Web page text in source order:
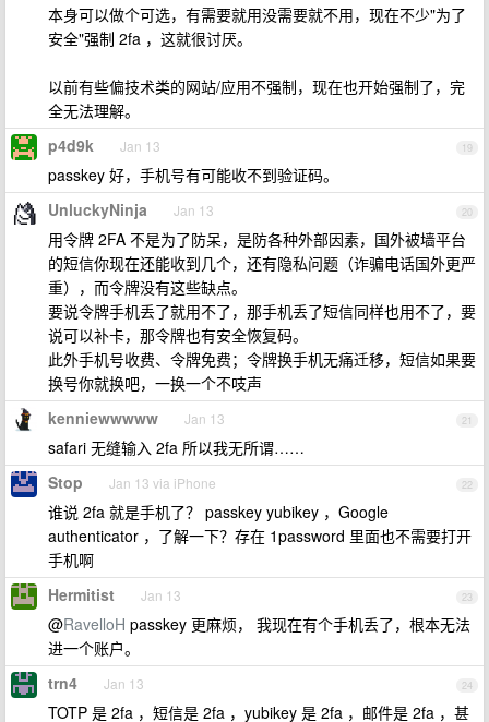
本身可以做个可选，有需要就用没需要就不用，现在不少"为了
安全"强制 2fa ，这就很讨厌。
以前有些偏技术类的网站/应用不强制，现在也开始强制了，完
全无法理解。
19
p4d9k Jan 13
passkey 好，手机号有可能收不到验证码。
20
UnluckyNinja Jan 13
用令牌 2FA 不是为了防呆，是防各种外部因素，国外被墙平台
的短信你现在还能收到几个，还有隐私问题（诈骗电话国外更严
重），而令牌没有这些缺点。
要说令牌手机丢了就用不了，那手机丢了短信同样也用不了，要
说可以补卡，那令牌也有安全恢复码。
此外手机号收费、令牌免费；令牌换手机无痛迁移，短信如果要
换号你就换吧，一换一个不吱声
21
kenniewwwww Jan 13
safari 无缝输入 2fa 所以我无所谓……
22
Stop Jan 13 via iPhone
谁说 2fa 就是手机了？ passkey yubikey ，Google
authenticator ，了解一下？存在 1password 里面也不需要打开
手机啊
23
Hermitist Jan 13
@RavelloH passkey 更麻烦， 我现在有个手机丢了，根本无法
进一个账户。
24
trn4 Jan 13
TOTP 是 2fa ，短信是 2fa ，yubikey 是 2fa ，邮件是 2fa ，甚